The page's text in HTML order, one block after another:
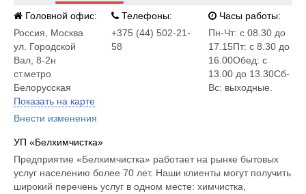
Головной офис:
Россия
Москва
ул. Городской
Вал, 8-2н
ст.метро
Белорусская
Показать на карте
Внести изменения
Телефоны:
+375 (44) 502-21-
58
Часы работы:
Пн-Чт: с 08.30 до
17.15Пт: с 8.30 до
16.00Обед: с
13.00 до 13.30Сб-
Вс: выходные.
УП «Белхимчистка»
Предприятие «Белхимчистка» работает на рынке бытовых
услуг населению более 70 лет. Наши клиенты могут получить
широкий перечень услуг в одном месте: химчистка,